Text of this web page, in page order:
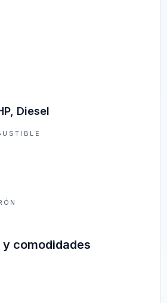
Diesel
comodidades